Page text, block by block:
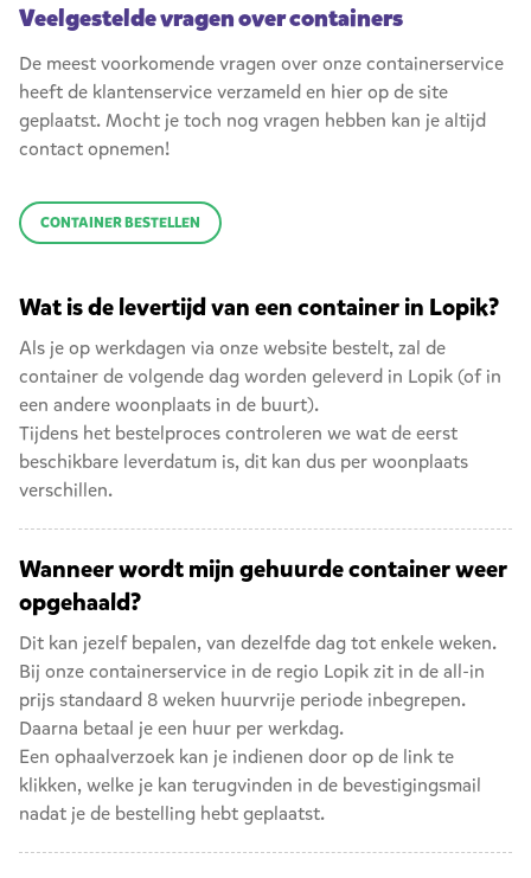
Veelgestelde vragen over containers
De meest voorkomende vragen over onze containerservice
heeft de klantenservice verzameld en hier op de site
geplaatst. Mocht je toch nog vragen hebben kan je altijd
contact opnemen!
CONTAINER BESTELLEN
Wat is de levertijd van een container in Lopik?
Als je op werkdagen via onze website bestelt, zal de
container de volgende dag worden geleverd in Lopik (of in
een andere woonplaats in de buurt).
Tijdens het bestelproces controleren we wat de eerst
beschikbare leverdatum is, dit kan dus per woonplaats
verschillen.
Wanneer wordt mijn gehuurde container weer
opgehaald?
Dit kan jezelf bepalen, van dezelfde dag tot enkele weken.
Bij onze containerservice in de regio Lopik zit in de all-in
prijs standaard 8 weken huurvrije periode inbegrepen.
Daarna betaal je een huur per werkdag.
Een ophaalverzoek kan je indienen door op de link te
klikken, welke je kan terugvinden in de bevestigingsmail
nadat je de bestelling hebt geplaatst.